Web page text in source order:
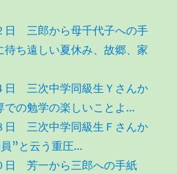
日 三郎から母千代子への手
ち遠しい夏休み、故郷、家
日 三次中学同級生Ｙさんか
の勉学の楽しいことよ…
日 三次中学同級生Ｆさんか
”と云う重圧…
日 芳一から三郎への手紙